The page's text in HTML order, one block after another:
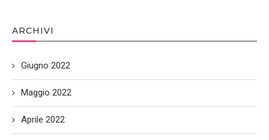
ARCHIVI
Giugno 2022
Maggio 2022
Aprile 2022